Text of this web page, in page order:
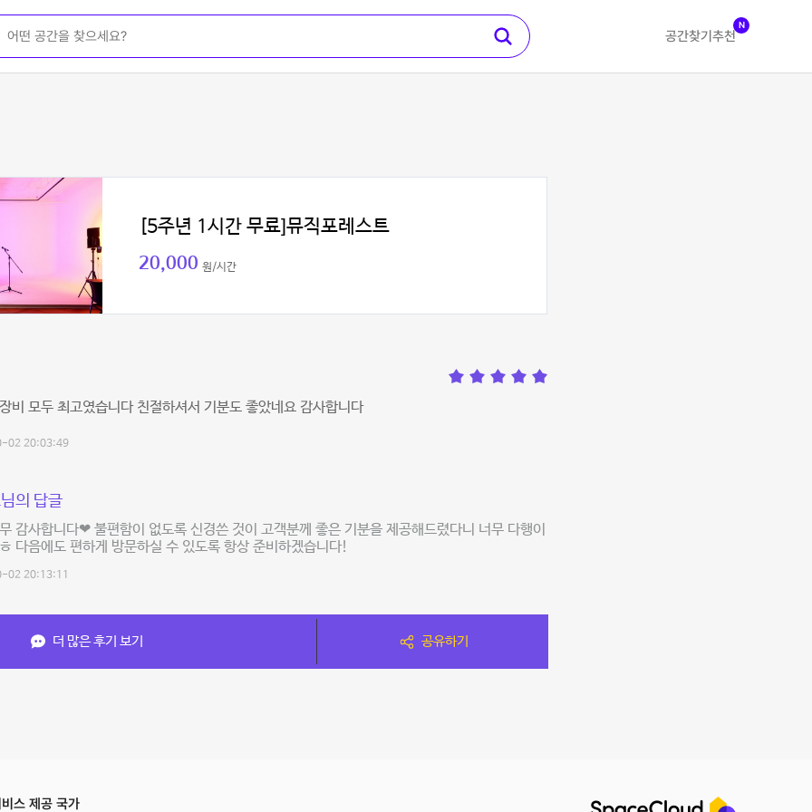
공간찾기 추천
N
[5주년 1시간 무료]뮤직포레스트
20,000 원/시간
비 모두 최고였습니다 친절하셔서 기분도 좋았네요 감사합니다
02 20:03:49
의 답글
감사합니다❤ 불편함이 없도록 신경쓴 것이 고객분께 좋은 기분을 제공해드렸다니 너무 다행이
다음에도 편하게 방문하실 수 있도록 항상 준비하겠습니다!
02 20:13:11
더 많은 후기 보기 공유하기
스 제공 국가